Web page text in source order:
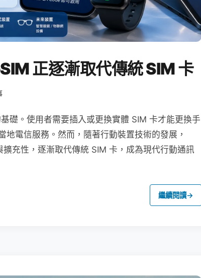
正逐漸取代傳統 SIM 卡
礎。使用者需要插入或更換實體 SIM 卡才能更換手
電信服務。然而，隨著行動裝置技術的發展，
充性，逐漸取代傳統 SIM 卡，成為現代行動通訊
繼續閱讀→